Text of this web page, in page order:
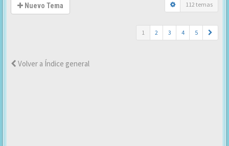
Nuevo Tema 112 temas
1 2 3 4 5
Volver a Índice general